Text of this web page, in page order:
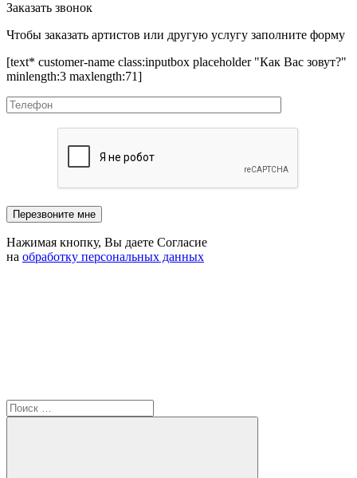
Заказать звонок
Чтобы заказать артистов или другую услугу заполните форму
[text* customer-name class:inputbox placeholder "Как Вас зовут?"
minlength:3 maxlength:71]
Нажимая кнопку, Вы даете Согласие
на обработку персональных данных